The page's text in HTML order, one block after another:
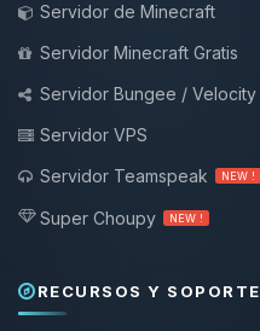
Servidor de Minecraft
Servidor Minecraft Gratis
Servidor Bungee / Velocity
Servidor VPS
Servidor Teamspeak
NEW !
Super Choupy NEW !
RECURSOS Y SOPORTE